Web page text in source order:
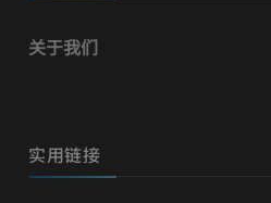
关于我们
实用链接